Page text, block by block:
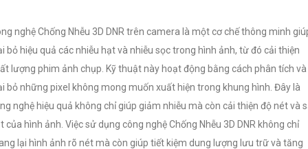
nghệ Chống Nhễu 3D DNR trên camera là một cơ chế thông minh
bỏ hiệu quả các nhiễu hạt và nhiễu sọc trong hình ảnh, từ đó cải thiện
lượng phim ảnh chụp. Kỹ thuật này hoạt động bằng cách phân tích và
bỏ những pixel không mong muốn xuất hiện trong khung hình. Đây là
nghệ hiệu quả không chỉ giúp giảm nhiễu mà còn cải thiện độ nét và
của hình ảnh. Việc sử dụng công nghệ Chống Nhễu 3D DNR không chỉ
lại hình ảnh rõ nét mà còn giúp tiết kiệm dung lượng lưu trữ và tăng